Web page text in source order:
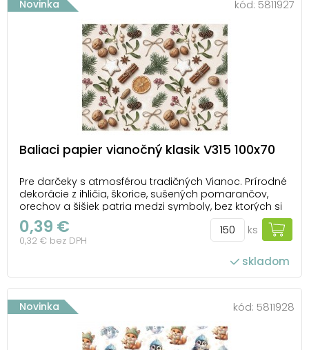
Novinka kód: 5811927
Baliaci papier vianočný klasik V315 100x70
Pre darčeky s atmosférou tradičných Vianoc. Prírodné
dekorácie z ihličia, škorice, sušených pomarančov,
orechov a šišiek patria medzi symboly, bez ktorých si
mnoho ľudí sviatočné obdobie ani nevie predstaviť.
Vianočný baliaci papier inšpirovaný týmito prvkami
prináša klasický motív, ktorý krásne ...
0,39 €
0,32 € bez DPH
ks
skladom
Novinka kód: 5811928